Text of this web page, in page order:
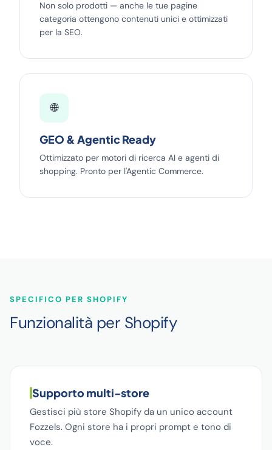
Non solo prodotti — anche le tue pagine
categoria ottengono contenuti unici e ottimizzati
per la SEO.
🌐
GEO & Agentic Ready
Ottimizzato per motori di ricerca AI e agenti di
shopping. Pronto per l'Agentic Commerce.
SPECIFICO PER SHOPIFY
Funzionalità per Shopify
Supporto multi-store
Gestisci più store Shopify da un unico account
Fozzels. Ogni store ha i propri prompt e tono di
voce.